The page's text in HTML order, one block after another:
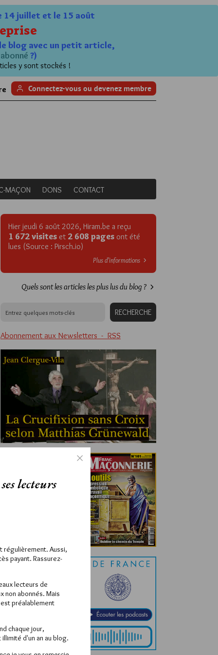
14 juillet et le 15 août
blog avec un petit article,
abonné ?)
y sont stockés !
Connectez-vous ou devenez membre
MAÇON DONS CONTACT
Hier jeudi 6 août 2026, Hiram.be a reçu
1 672 visites et 2 608 pages ont été
lues (Source : Pirsch.io)
Plus d’informations
Quels sont les articles les plus lus du blog ?
Abonnement aux Newsletters - RSS
lecteurs
régulièrement. Aussi,
payant. Rassurez-
lecteurs de
non abonnés. Mais
préalablement
chaque jour,
d'un an au blog.